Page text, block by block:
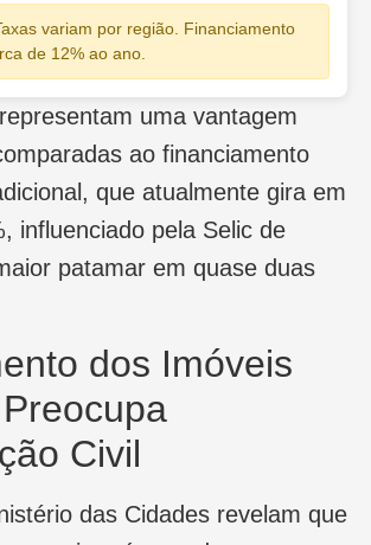
variam por região. Financiamento
de 12% ao ano.
uma vantagem
ao financiamento
que atualmente gira em
influenciado pela Selic de
patamar em quase duas
dos Imóveis
Civil
das Cidades revelam que